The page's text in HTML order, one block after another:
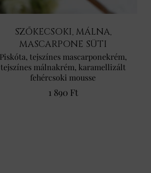
SZŐKECSOKI, MÁLNA,
MASCARPONE SÜTI
Piskóta, tejszínes mascarponekrém,
tejszínes málnakrém, karamellizált
fehércsoki mousse
1 890 Ft